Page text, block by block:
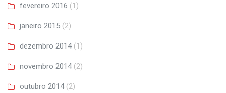
fevereiro 2016 (1)
janeiro 2015 (2)
dezembro 2014(1)
novembro 2014(2)
outubro 2014(2)